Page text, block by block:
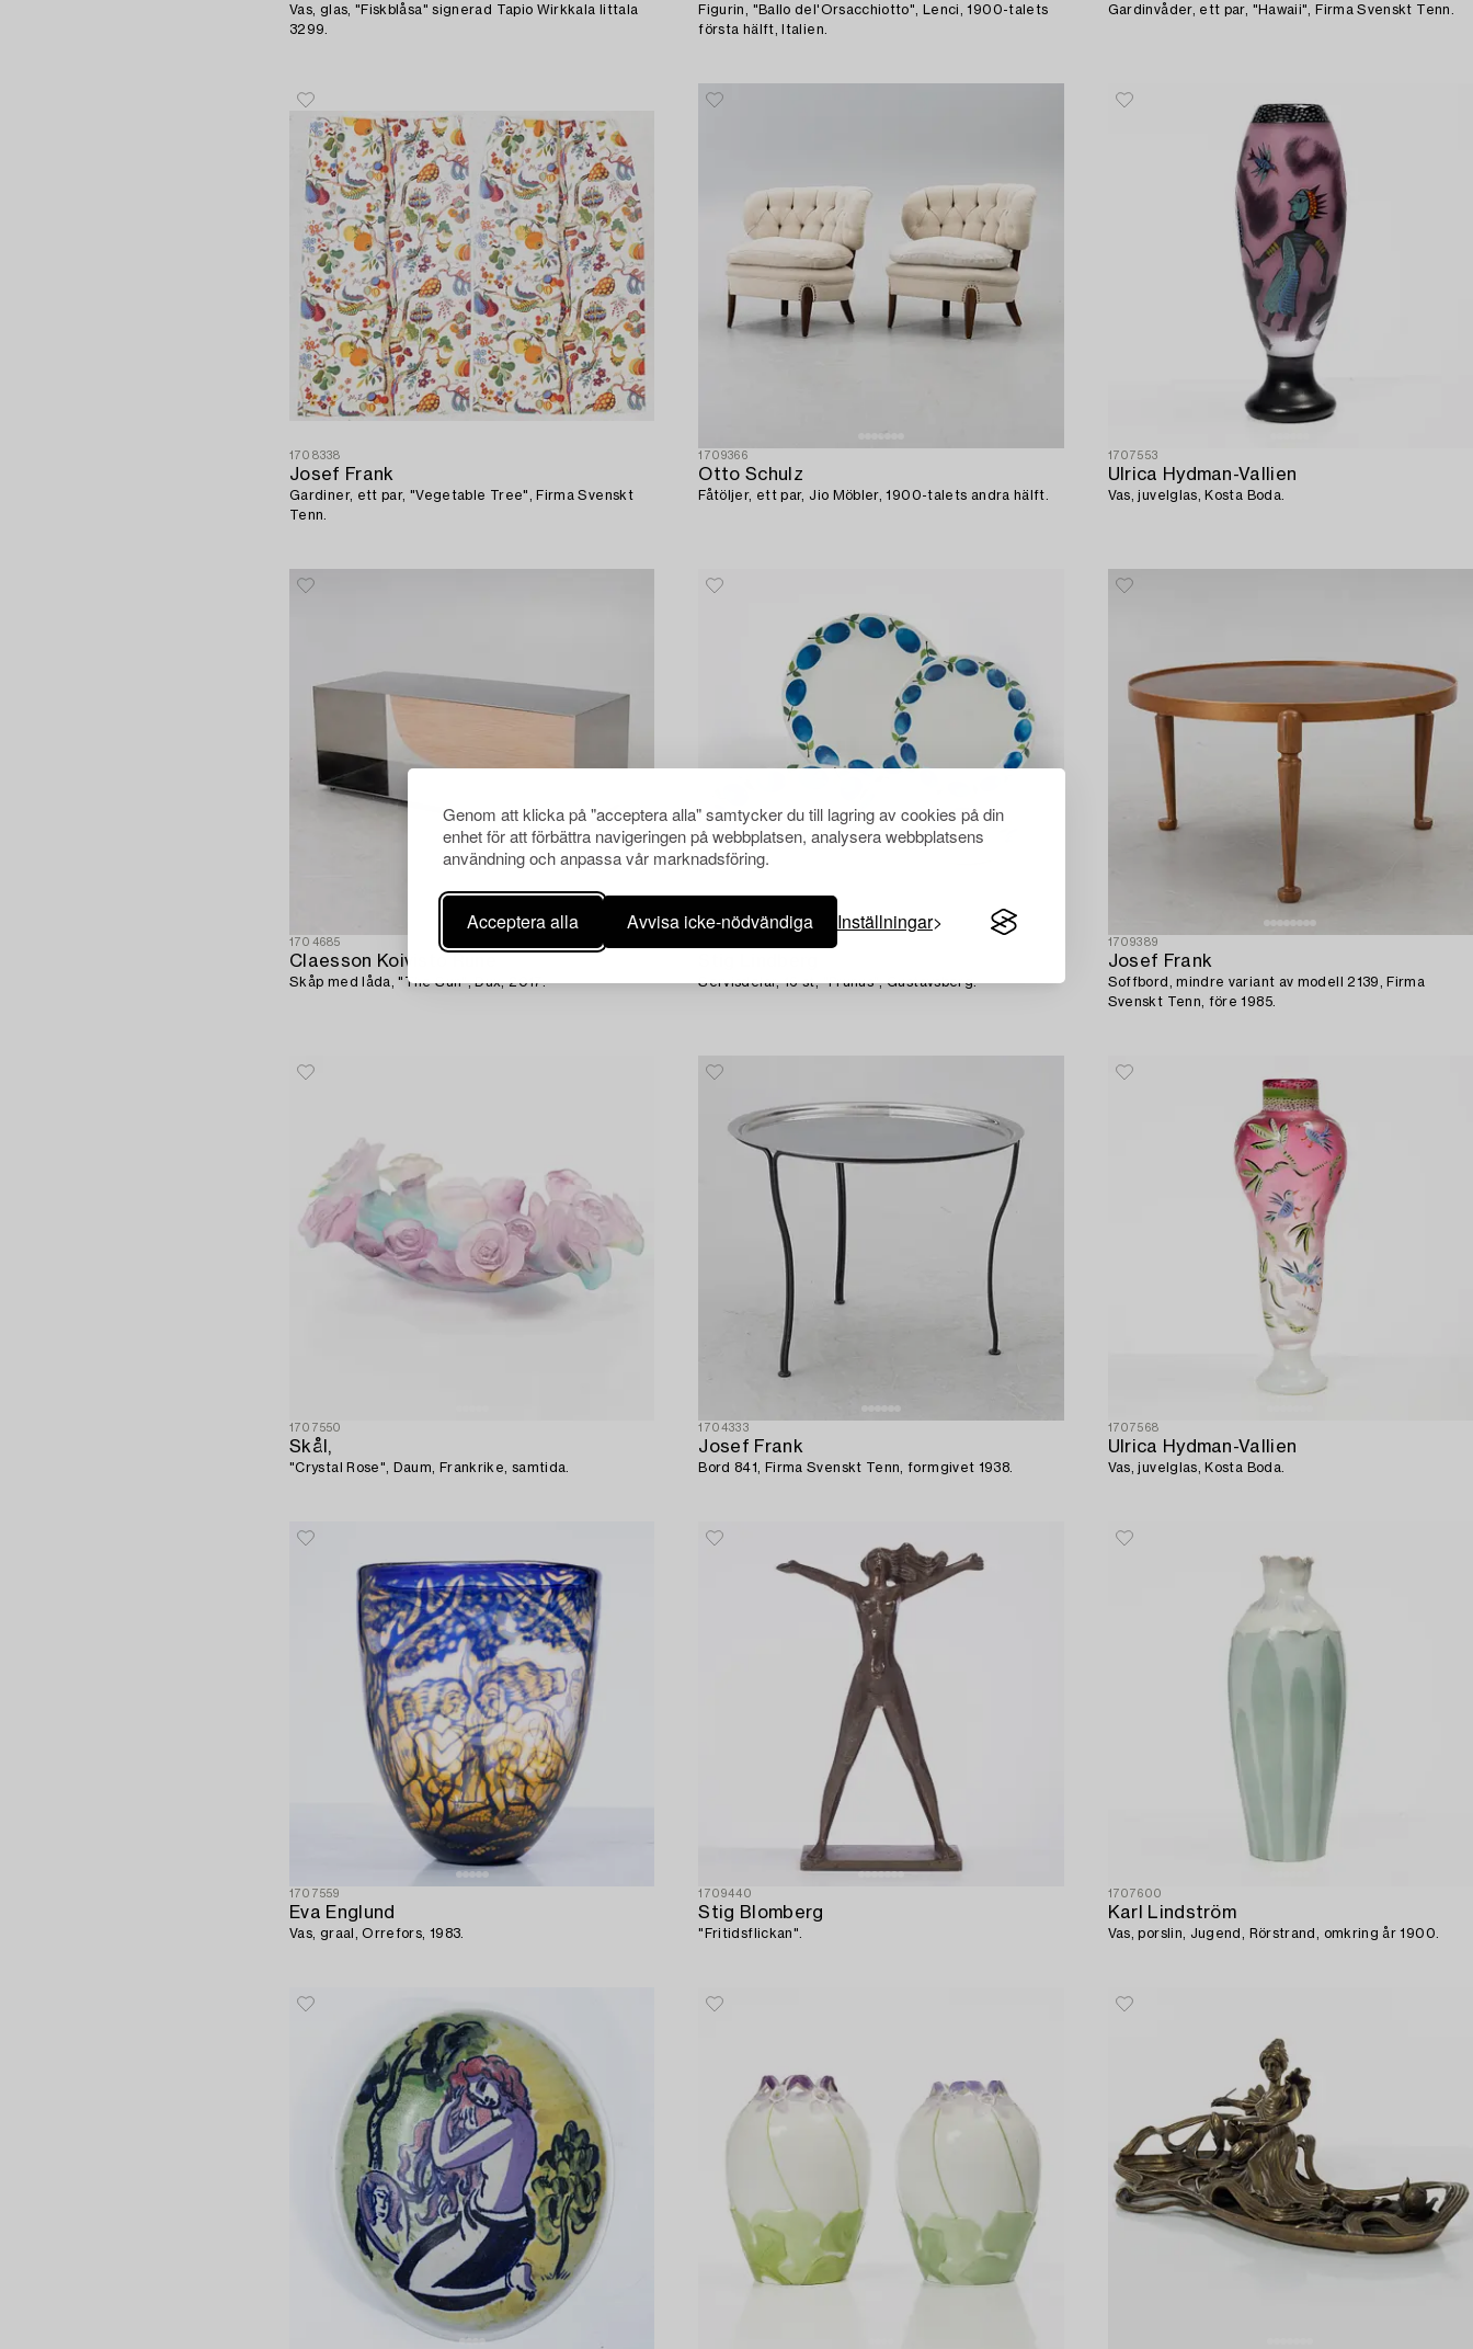
Genom att klicka på "acceptera alla" samtycker du till lagring av cookies på din
enhet för att förbättra navigeringen på webbplatsen, analysera webbplatsens
användning och anpassa vår marknadsföring.
Acceptera alla Avvisa icke-nödvändiga Inställningar
Vas, glas, "Fiskblåsa" signerad Tapio Wirkkala Iittala
3299.
Figurin, "Ballo del'Orsacchiotto", Lenci, 1900-talets
första hälft, Italien.
Gardinvåder, ett par, "Hawaii", Firma Svenskt Tenn.
1708338
Josef Frank
Gardiner, ett par, "Vegetable Tree", Firma Svenskt
Tenn.
1709366
Otto Schulz
Fåtöljer, ett par, Jio Möbler, 1900-talets andra hälft.
1707553
Ulrica Hydman-Vallien
Vas, juvelglas, Kosta Boda.
1704685
Claesson Koivisto Rune
Skåp med låda, "The Sun", Dux, 2017. Servisdelar, 16 st, "Prunus", Gustavsberg.
1709389
Josef Frank
Soffbord, mindre variant av modell 2139, Firma
Svenskt Tenn, före 1985.
1707550
Skål,
"Crystal Rose", Daum, Frankrike, samtida.
1704333
Josef Frank
Bord 841, Firma Svenskt Tenn, formgivet 1938.
1707568
Ulrica Hydman-Vallien
Vas, juvelglas, Kosta Boda.
1707559
Eva Englund
Vas, graal, Orrefors, 1983.
1709440
Stig Blomberg
"Fritidsflickan".
1707600
Karl Lindström
Vas, porslin, Jugend, Rörstrand, omkring år 1900.